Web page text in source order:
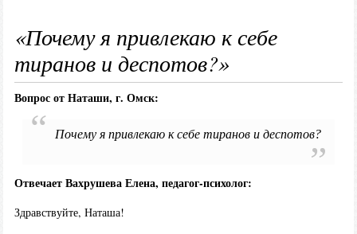
«Почему я привлекаю к себе
тиранов и деспотов?»
Вопрос от Наташи, г. Омск:
Почему я привлекаю к себе тиранов и деспотов?
Отвечает Вахрушева Елена, педагог-психолог:
Здравствуйте, Наташа!